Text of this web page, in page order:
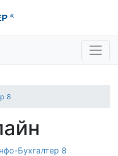
®
Отдел продаж
Консультации
8
Бухгалтер 8